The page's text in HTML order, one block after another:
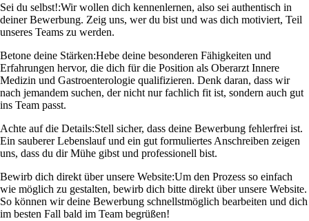
Sei du selbst!:Wir wollen dich kennenlernen, also sei authentisch in
deiner Bewerbung. Zeig uns, wer du bist und was dich motiviert, Teil
unseres Teams zu werden.
Betone deine Stärken:Hebe deine besonderen Fähigkeiten und
Erfahrungen hervor, die dich für die Position als Oberarzt Innere
Medizin und Gastroenterologie qualifizieren. Denk daran, dass wir
nach jemandem suchen, der nicht nur fachlich fit ist, sondern auch gut
ins Team passt.
Achte auf die Details:Stell sicher, dass deine Bewerbung fehlerfrei ist.
Ein sauberer Lebenslauf und ein gut formuliertes Anschreiben zeigen
uns, dass du dir Mühe gibst und professionell bist.
Bewirb dich direkt über unsere Website:Um den Prozess so einfach
wie möglich zu gestalten, bewirb dich bitte direkt über unsere Website.
So können wir deine Bewerbung schnellstmöglich bearbeiten und dich
im besten Fall bald im Team begrüßen!